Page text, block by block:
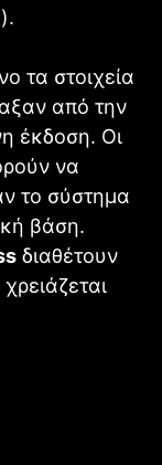
τα στοιχεία
από την
έκδοση. Οι
να
το σύστημα
βάση.
διαθέτουν